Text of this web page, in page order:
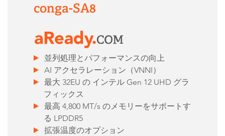
conga-SA8
並列処理とパフォーマンスの向上
AI アクセラレーション（VNNI）
最大 32EU の インテル Gen 12 UHD グラ
フィックス
最高 4,800 MT/s のメモリーをサポートす
る LPDDR5
拡張温度のオプション